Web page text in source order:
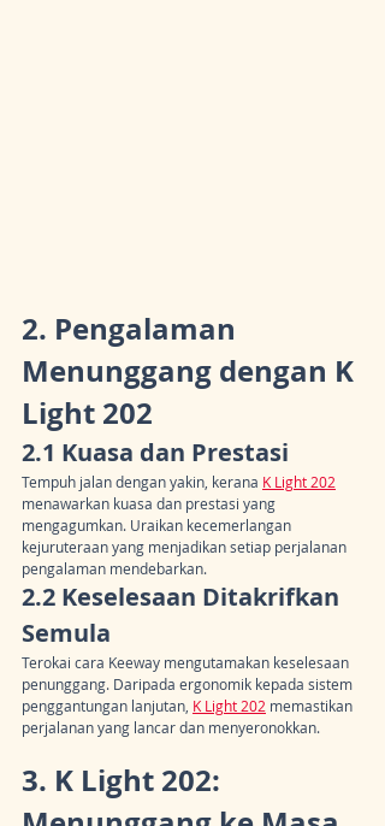
2. Pengalaman
Menunggang dengan K
Light 202
2.1 Kuasa dan Prestasi
Tempuh jalan dengan yakin, kerana K Light 202
menawarkan kuasa dan prestasi yang
mengagumkan. Uraikan kecemerlangan
kejuruteraan yang menjadikan setiap perjalanan
pengalaman mendebarkan.
2.2 Keselesaan Ditakrifkan
Semula
Terokai cara Keeway mengutamakan keselesaan
penunggang. Daripada ergonomik kepada sistem
penggantungan lanjutan, K Light 202 memastikan
perjalanan yang lancar dan menyeronokkan.
3. K Light 202: